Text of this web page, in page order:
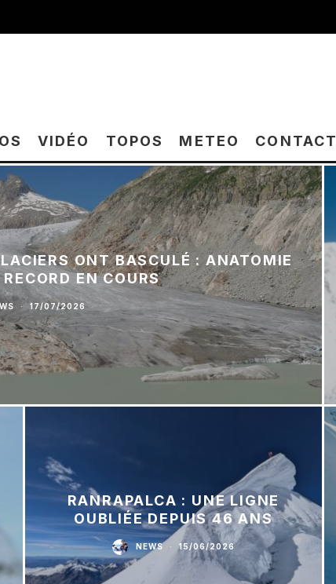
VIDÉO TOPOS METEO CONTACT
ONT BASCULÉ : ANATOMIE
EN COURS
· 17/07/2026
RANRAPALCA : UNE LIGNE
OUBLIÉE DEPUIS 46 ANS
NEWS · 15/06/2026